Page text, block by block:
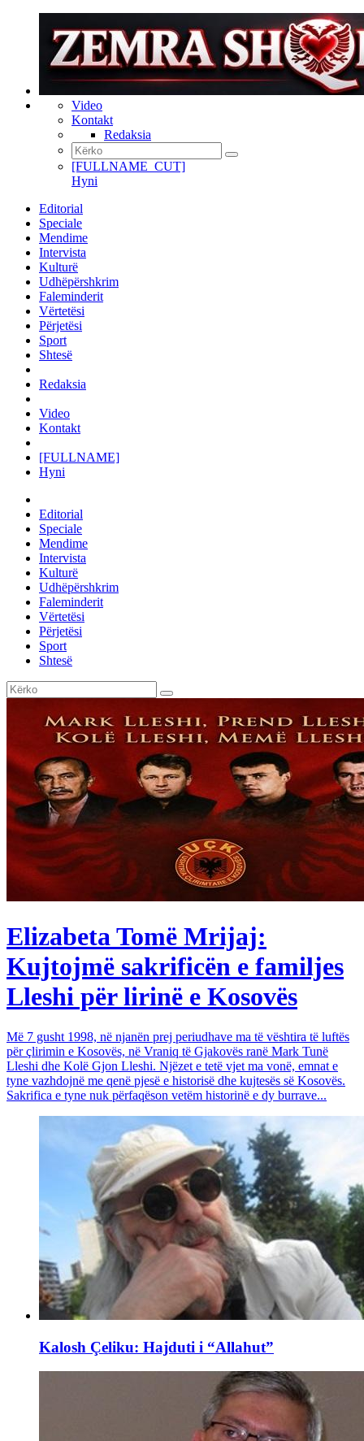
Video
Kontakt
Redaksia
[FULLNAME_CUT]
Hyni
Editorial
Speciale
Mendime
Intervista
Kulturë
Udhëpërshkrim
Faleminderit
Vërtetësi
Përjetësi
Sport
Shtesë
Redaksia
Video
Kontakt
[FULLNAME]
Hyni
Editorial
Speciale
Mendime
Intervista
Kulturë
Udhëpërshkrim
Faleminderit
Vërtetësi
Përjetësi
Sport
Shtesë
Elizabeta Tomë Mrijaj:
Kujtojmë sakrificën e familjes
Lleshi për lirinë e Kosovës
Më 7 gusht 1998, në njanën prej periudhave ma të vështira të luftës
për çlirimin e Kosovës, në Vraniq të Gjakovës ranë Mark Tunë
Lleshi dhe Kolë Gjon Lleshi. Njëzet e tetë vjet ma vonë, emnat e
tyne vazhdojnë me qenë pjesë e historisë dhe kujtesës së Kosovës.
Sakrifica e tyne nuk përfaqëson vetëm historinë e dy burrave...
Kalosh Çeliku: Hajduti i “Allahut”